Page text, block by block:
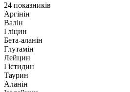
24 показників
Аргінін
Валін
Гліцин
Бета-аланін
Глутамін
Лейцин
Гістидин
Таурин
Аланін